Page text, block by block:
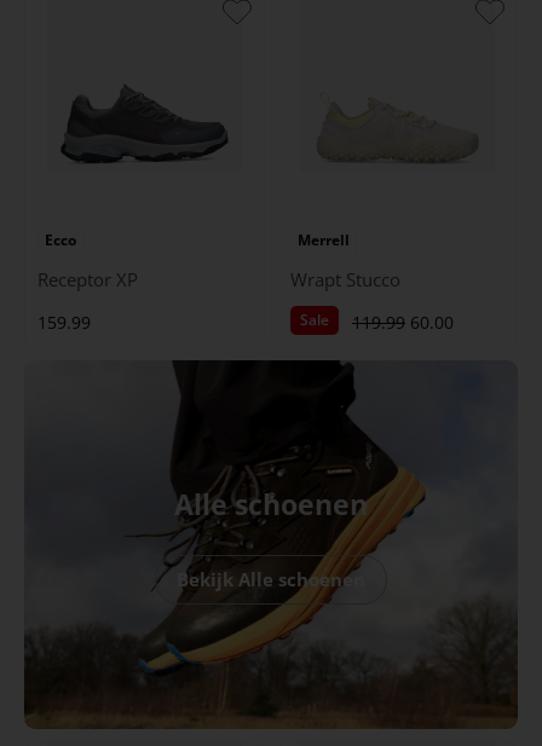
Ecco
Receptor XP
159.99
Merrell
Wrapt Stucco
Sale 119.99 60.00
Alle schoenen
Bekijk Alle schoenen